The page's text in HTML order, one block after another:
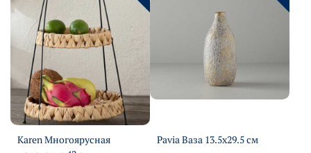
Karen Многоярусная
Pavia Ваза 13.5х29.5 см